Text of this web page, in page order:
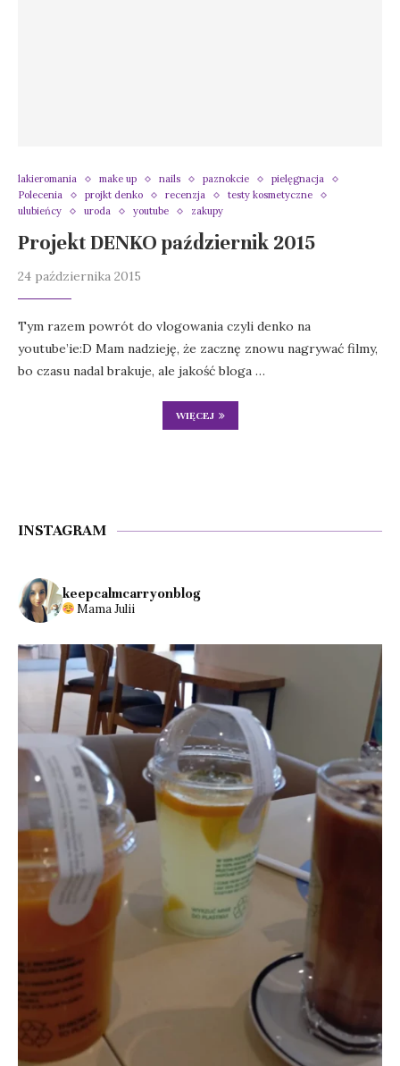
lakieromania make up nails paznokcie
pielęgnacja
Polecenia
projkt denko recenzja
testy kosmetyczne
ulubieńcy
uroda youtube zakupy
Projekt DENKO październik 2015
24 października 2015
Tym razem powrót do vlogowania czyli denko na
youtube’ie:D Mam nadzieję, że zacznę znowu nagrywać filmy,
bo czasu nadal brakuje, ale jakość bloga …
WIĘCEJ
INSTAGRAM
keepcalmcarryonblog
Mama Julii